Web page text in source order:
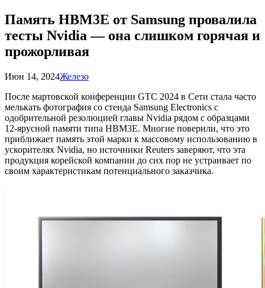
Память HBM3E от Samsung провалила
тесты Nvidia — она слишком горячая и
прожорливая
Июн 14, 2024Железо
После мартовской конференции GTC 2024 в Сети стала часто
мелькать фотография со стенда Samsung Electronics с
одобрительной резолюцией главы Nvidia рядом с образцами
12-ярусной памяти типа HBM3E. Многие поверили, что это
приближает память этой марки к массовому использованию в
ускорителях Nvidia, но источники Reuters заверяют, что эта
продукция корейской компании до сих пор не устраивает по
своим характеристикам потенциального заказчика.